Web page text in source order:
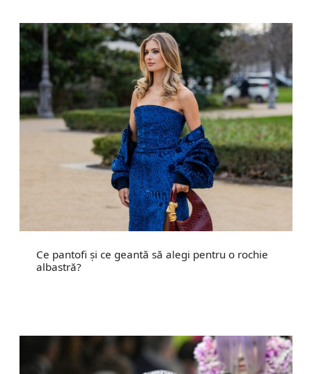
Ce pantofi și ce geantă să alegi pentru o rochie
albastră?